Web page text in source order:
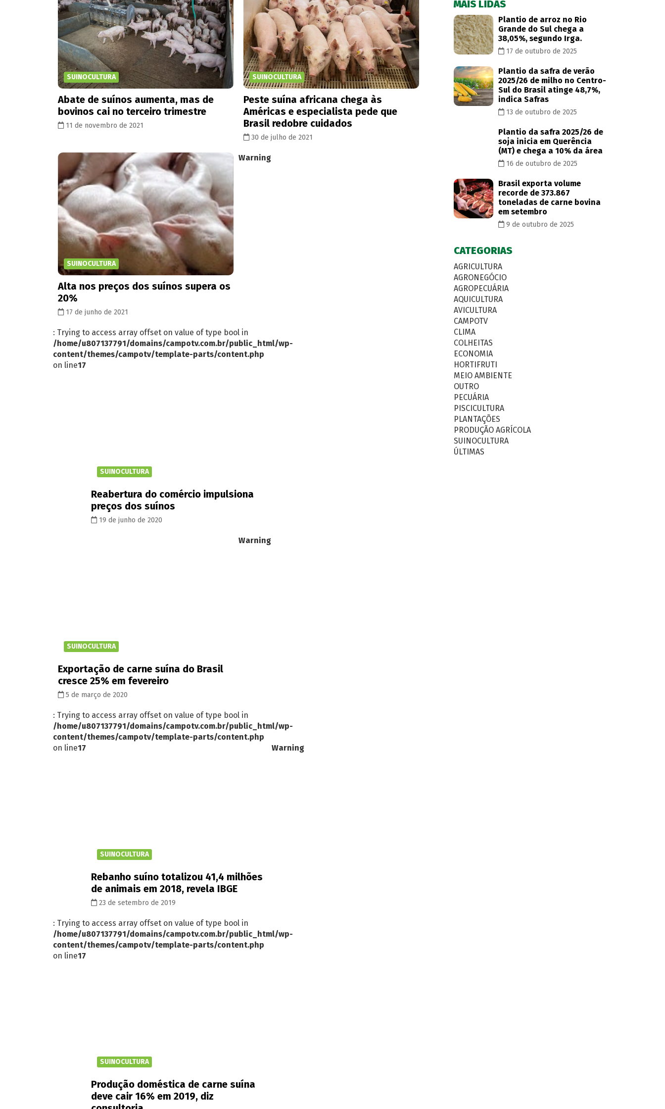
SUINOCULTURA
Abate de suínos aumenta, mas de
bovinos cai no terceiro trimestre
11 de novembro de 2021
SUINOCULTURA
Peste suína africana chega às
Américas e especialista pede que
Brasil redobre cuidados
30 de julho de 2021
SUINOCULTURA
Alta nos preços dos suínos supera os
20%
17 de junho de 2021
Warning
: Trying to access array offset on value of type bool in
/home/u807137791/domains/campotv.com.br/public_html/wp-
content/themes/campotv/template-parts/content.php
on line17
SUINOCULTURA
Reabertura do comércio impulsiona
preços dos suínos
19 de junho de 2020
SUINOCULTURA
Exportação de carne suína do Brasil
cresce 25% em fevereiro
5 de março de 2020
Warning
: Trying to access array offset on value of type bool in
/home/u807137791/domains/campotv.com.br/public_html/wp-
content/themes/campotv/template-parts/content.php
on line17
SUINOCULTURA
Rebanho suíno totalizou 41,4 milhões
de animais em 2018, revela IBGE
23 de setembro de 2019
Warning
: Trying to access array offset on value of type bool in
/home/u807137791/domains/campotv.com.br/public_html/wp-
content/themes/campotv/template-parts/content.php
on line17
SUINOCULTURA
Produção doméstica de carne suína
deve cair 16% em 2019, diz
MAIS LIDAS
Plantio de arroz no Rio
Grande do Sul chega a
38,05%, segundo Irga.
17 de outubro de 2025
Plantio da safra de verão
2025/26 de milho no Centro-
Sul do Brasil atinge 48,7%,
indica Safras
13 de outubro de 2025
Plantio da safra 2025/26 de
soja inicia em Querência
(MT) e chega a 10% da área
16 de outubro de 2025
Brasil exporta volume
recorde de 373.867
toneladas de carne bovina
em setembro
9 de outubro de 2025
CATEGORIAS
AGRICULTURA
AGRONEGÓCIO
AGROPECUÁRIA
AQUICULTURA
AVICULTURA
CAMPOTV
CLIMA
COLHEITAS
ECONOMIA
HORTIFRUTI
MEIO AMBIENTE
OUTRO
PECUÁRIA
PISCICULTURA
PLANTAÇÕES
PRODUÇÃO AGRÍCOLA
SUINOCULTURA
ÚLTIMAS